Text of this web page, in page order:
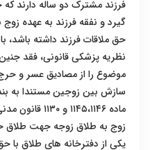
فرزند مشترک دو ساله دارند
گیرد و نفقه فرزند به عهده
حق ملاقات فرزند داشته باشد،
نظریه پزشکی قانونی، فقد جنین
موضوع را از مصادیق عسر و حرج
ماده
زوج به طلاق زوجه جهت طلاق
یکی از دفترخانه های طلاق با